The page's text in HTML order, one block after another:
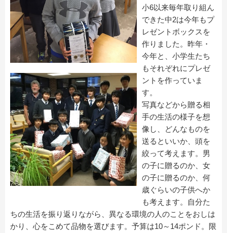
小6以来毎年取り組ん
できた中2は今年もプ
レゼントボックスを
作りました。昨年・
今年と、小学生たち
もそれぞれにプレゼ
ントを作っていま
す。
写真などから贈る相
手の生活の様子を想
像し、どんなものを
送るといいか、頭を
絞って考えます。男
の子に贈るのか、女
の子に贈るのか、何
歳ぐらいの子供へか
も考えます。自分た
ちの生活を振り返りながら、異なる環境の人のことをおしは
かり、心をこめて品物を選びます。予算は10～14ポンド。限